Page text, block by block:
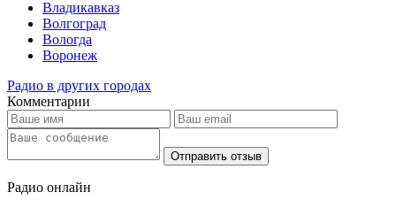
Владикавказ
Волгоград
Вологда
Воронеж
Радио в других городах
Комментарии
Отправить отзыв
Радио онлайн